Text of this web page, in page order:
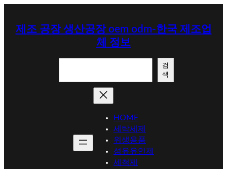
제조 공장 생산공장 oem odm-한국 제조업
체 정보
검
색
HOME
세탁세제
위생용품
섬유유연제
세척제